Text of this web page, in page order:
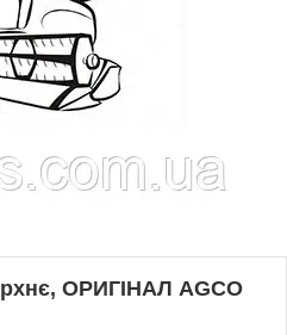
ОРИГІНАЛ AGCO